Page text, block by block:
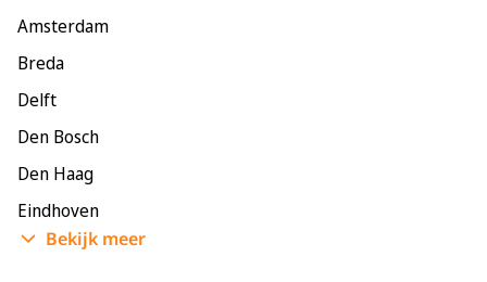
Amsterdam
Breda
Delft
Den Bosch
Den Haag
Eindhoven
Enschede
Bekijk meer